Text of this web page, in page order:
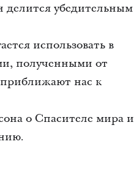
убедительным
использовать в
полученными от
нас к
о Спасителе мира и